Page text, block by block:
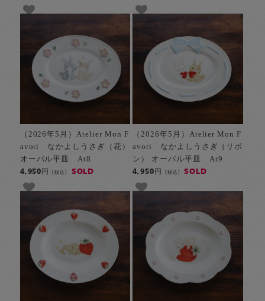
（2026年5月）Atelier Mon F
avori なかよしうさぎ（花）
オーバル平皿 At8
4,950円[税込] SOLD
（2026年5月）Atelier Mon F
avori なかよしうさぎ（リボ
ン） オーバル平皿 At9
4,950円 [税込] SOLD